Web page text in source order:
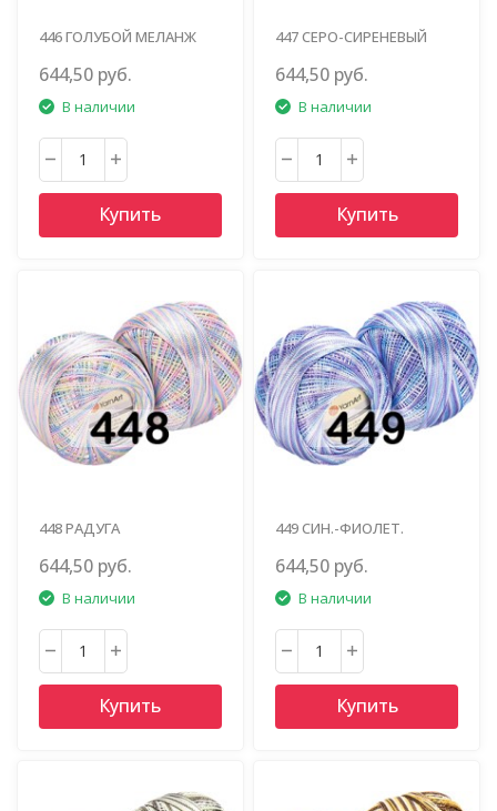
446 ГОЛУБОЙ МЕЛАНЖ
644,50 руб.
В наличии
Купить
447 СЕРО-СИРЕНЕВЫЙ
644,50 руб.
В наличии
Купить
448 РАДУГА
644,50 руб.
В наличии
Купить
449 СИН.-ФИОЛЕТ.
644,50 руб.
В наличии
Купить